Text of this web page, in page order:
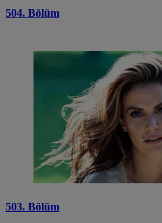
504. Bölüm
503. Bölüm